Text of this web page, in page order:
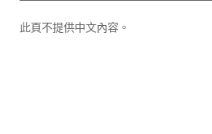
此頁不提供中文內容。